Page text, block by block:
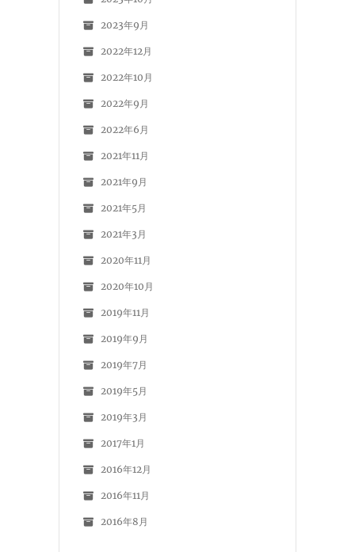
2023年9月
2022年12月
2022年10月
2022年9月
2022年6月
2021年11月
2021年9月
2021年5月
2021年3月
2020年11月
2020年10月
2019年11月
2019年9月
2019年7月
2019年5月
2019年3月
2017年1月
2016年12月
2016年11月
2016年8月